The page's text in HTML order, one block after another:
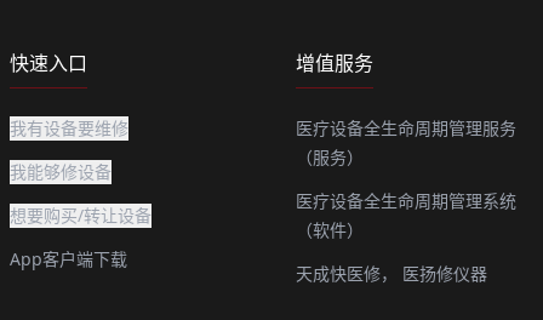
快速入口
我有设备要维修
我能够修设备
想要购买/转让设备
App客户端下载
增值服务
医疗设备全生命周期管理服务
（服务）
医疗设备全生命周期管理系统
（软件）
天成快医修，
医扬修仪器